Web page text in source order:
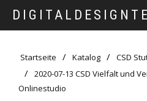
Startseite Katalog
CSD
2020-07-13 CSD Vielfalt und
Onlinestudio